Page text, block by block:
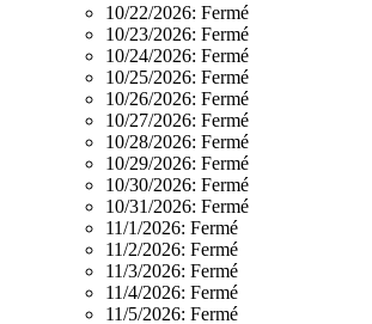
10/22/2026: Fermé
10/23/2026: Fermé
10/24/2026: Fermé
10/25/2026: Fermé
10/26/2026: Fermé
10/27/2026: Fermé
10/28/2026: Fermé
10/29/2026: Fermé
10/30/2026: Fermé
10/31/2026: Fermé
11/1/2026: Fermé
11/2/2026: Fermé
11/3/2026: Fermé
11/4/2026: Fermé
11/5/2026: Fermé